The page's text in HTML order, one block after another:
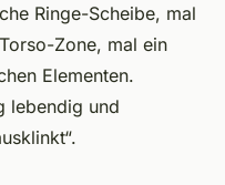
Ringe-Scheibe, mal
Zone, mal ein
Elementen.
lebendig und